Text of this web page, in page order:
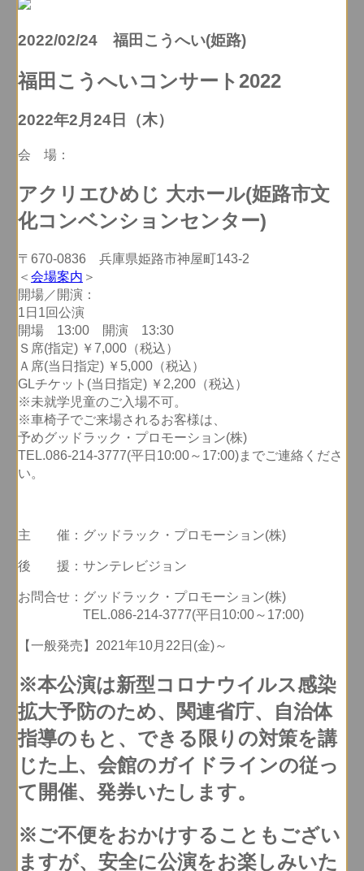
2022/02/24 福田こうへい(姫路)
福田こうへいコンサート2022
2022年2月24日（木）
会 場：
アクリエひめじ 大ホール(姫路市文
化コンベンションセンター)
〒670-0836 兵庫県姫路市神屋町143-2
＜ 会場案内 ＞
開場／開演：
1日1回公演
開場 13:00 開演 13:30
Ｓ席(指定) ￥7,000（税込）
Ａ席(当日指定) ￥5,000（税込）
GLチケット(当日指定) ￥2,200（税込）
※未就学児童のご入場不可。
※車椅子でご来場されるお客様は、
予めグッドラック・プロモーション(株)
TEL.086-214-3777(平日10:00～17:00)までご連絡くださ
い。
主 催：グッドラック・プロモーション(株)
後 援：サンテレビジョン
お問合せ：グッドラック・プロモーション(株)
TEL.086-214-3777(平日10:00～17:00)
【一般発売】2021年10月22日(金)～
※本公演は新型コロナウイルス感染
拡大予防のため、関連省庁、自治体
指導のもと、できる限りの対策を講
じた上、会館のガイドラインの従っ
て開催、発券いたします。
※ご不便をおかけすることもござい
ますが、安全に公演をお楽しみいた